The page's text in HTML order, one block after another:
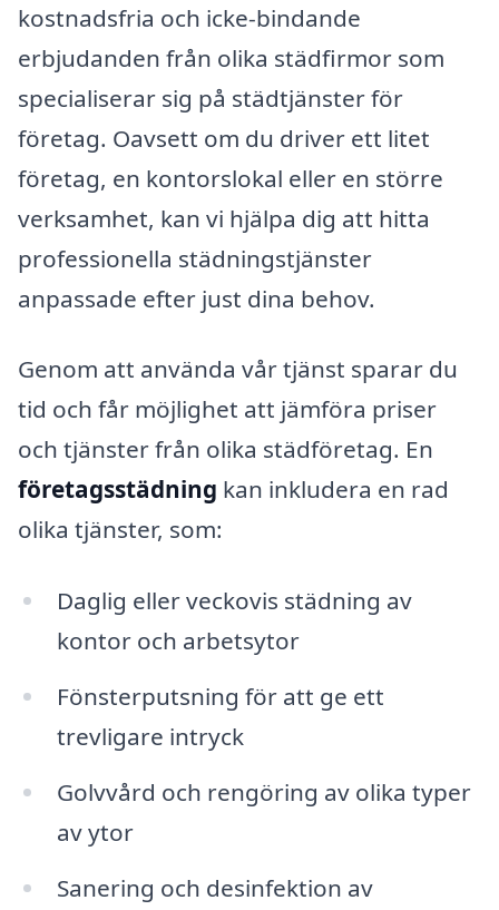
kostnadsfria och icke-bindande
erbjudanden från olika städfirmor som
specialiserar sig på städtjänster för
företag. Oavsett om du driver ett litet
företag, en kontorslokal eller en större
verksamhet, kan vi hjälpa dig att hitta
professionella städningstjänster
anpassade efter just dina behov.
Genom att använda vår tjänst sparar du
tid och får möjlighet att jämföra priser
och tjänster från olika städföretag. En
företagsstädning kan inkludera en rad
olika tjänster, som:
Daglig eller veckovis städning av
kontor och arbetsytor
Fönsterputsning för att ge ett
trevligare intryck
Golvvård och rengöring av olika typer
av ytor
Sanering och desinfektion av